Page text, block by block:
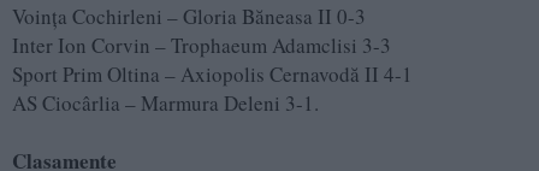
Voința Cochirleni – Gloria Băneasa II 0-3
Inter Ion Corvin – Trophaeum Adamclisi 3-3
Sport Prim Oltina – Axiopolis Cernavodă II 4-1
AS Ciocârlia – Marmura Deleni 3-1.
Clasamente